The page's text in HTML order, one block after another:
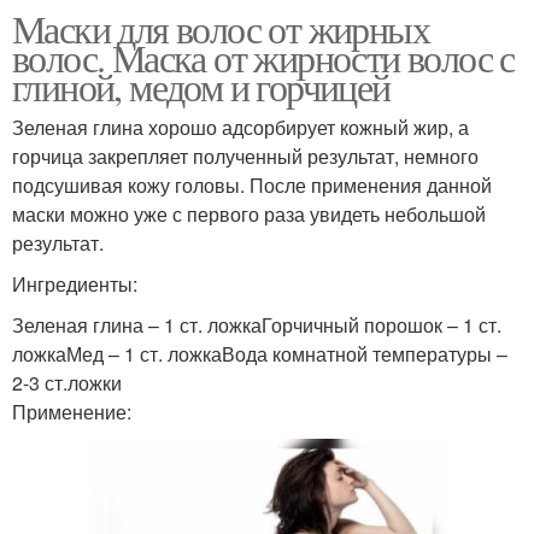
Маски для волос от жирных
волос. Маска от жирности волос с
глиной, медом и горчицей
Зеленая глина хорошо адсорбирует кожный жир, а
горчица закрепляет полученный результат, немного
подсушивая кожу головы. После применения данной
маски можно уже с первого раза увидеть небольшой
результат.
Ингредиенты:
Зеленая глина – 1 ст. ложкаГорчичный порошок – 1 ст.
ложкаМед – 1 ст. ложкаВода комнатной температуры –
2-3 ст.ложки
Применение: